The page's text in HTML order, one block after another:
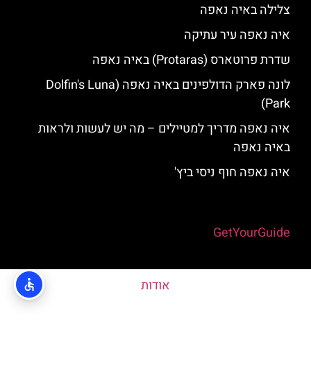
צלילה באיה נאפה
איה נאפה עיר עתיקה
שדרת פרוטארס (Protaras) באיה נאפה
לונה פארק הדולפינים באיה נאפה (Dolfin's Luna
Park)
איה נאפה מדריך למטיילים – מה יש לעשות ולראות
באיה נאפה
איה נאפה חוף ניסי ביץ'
GetYourGuide
אודות